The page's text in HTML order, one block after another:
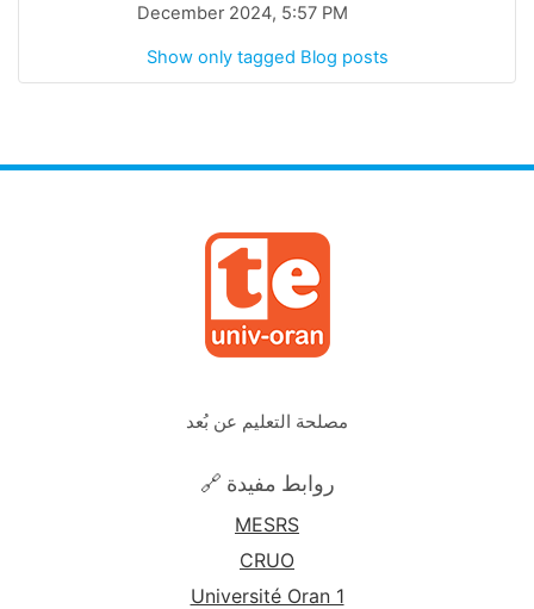
December 2024, 5:57 PM
Show only tagged Blog posts
مصلحة التعليم عن بُعد
🔗 روابط مفيدة
MESRS
CRUO
Université Oran 1